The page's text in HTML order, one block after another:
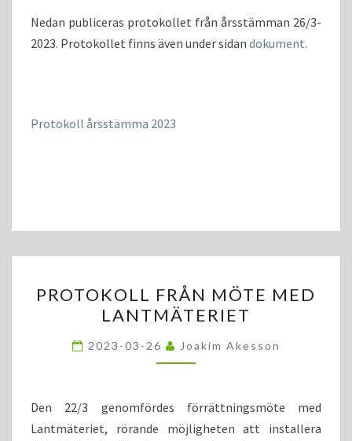
Nedan publiceras protokollet från årsstämman 26/3-
2023. Protokollet finns även under sidan dokument.
Protokoll årsstämma 2023
FRÅN
MÖTE
MED
LANTMÄTERIET
PROTOKOLL FRÅN MÖTE MED
LANTMÄTERIET
2023-03-26 Joakim Akesson
Den 22/3 genomfördes förrättningsmöte med
Lantmäteriet, rörande möjligheten att installera